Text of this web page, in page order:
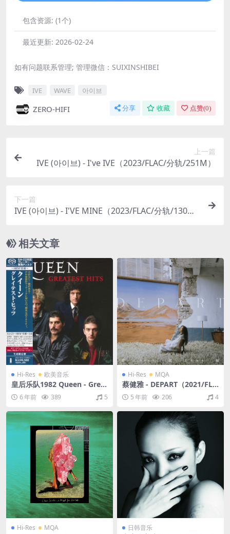
包含资源: (1个)
最近更新: 2026-02-24
如有问题联系管理; 管理微信：SUIXINSHIBEI
IVE WAVE 아이브
ZERO-HIFI 分享 收藏 点赞(0)
上一篇
IVE (아이브) - I've IVE（2023/FLAC/分轨/251M）
下一篇
IVE (아이브) - I'VE MINE（2023/FLAC/分轨/130
相关文章
Hi-Res 欧美音乐
皇后乐队1982 Queen - Great
est Space 2012 SHM（SAC
D/ISO/2.56G）
6 年前 389 5
Hi-Res MQA
蔡健雅 - DEPART（2021/FLA
C/分轨/473M）(MQA/24bit/
48kHz)
5 年前 206 4
Hi-Res MQA 日韩音乐